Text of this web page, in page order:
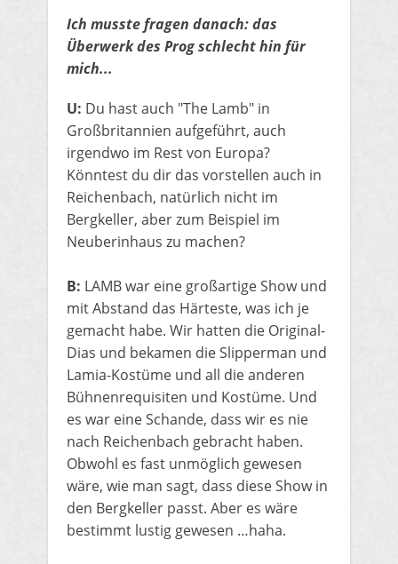
Ich musste fragen danach: das
Überwerk des Prog schlecht hin für
mich...
U: Du hast auch "The Lamb" in
Großbritannien aufgeführt, auch
irgendwo im Rest von Europa?
Könntest du dir das vorstellen auch in
Reichenbach, natürlich nicht im
Bergkeller, aber zum Beispiel im
Neuberinhaus zu machen?
B: LAMB war eine großartige Show und
mit Abstand das Härteste, was ich je
gemacht habe. Wir hatten die Original-
Dias und bekamen die Slipperman und
Lamia-Kostüme und all die anderen
Bühnenrequisiten und Kostüme. Und
es war eine Schande, dass wir es nie
nach Reichenbach gebracht haben.
Obwohl es fast unmöglich gewesen
wäre, wie man sagt, dass diese Show in
den Bergkeller passt. Aber es wäre
bestimmt lustig gewesen …haha.